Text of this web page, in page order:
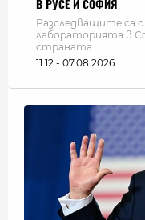
В РУСЕ И СОФИЯ
Разследващите са
лабораторията в
страната
11:12 - 07.08.2026